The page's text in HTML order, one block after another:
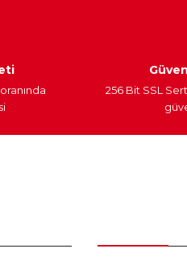
256 Bit SSL